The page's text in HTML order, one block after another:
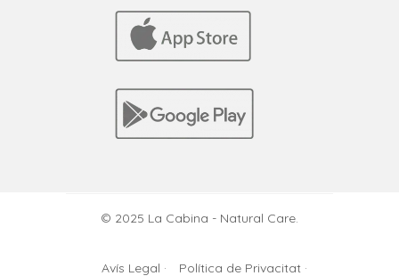
© 2025 La Cabina - Natural Care.
Avís Legal · Política de Privacitat ·